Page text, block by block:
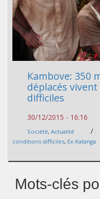
Kambove: 350
déplacés
difficiles
30/12/2015 - 16:16
Société, Actualité /
conditions difficiles, Ex-Katanga
Mots-clés